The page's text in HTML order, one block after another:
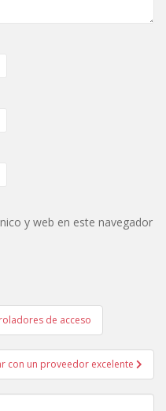
y web en este navegador
de acceso
con un proveedor excelente